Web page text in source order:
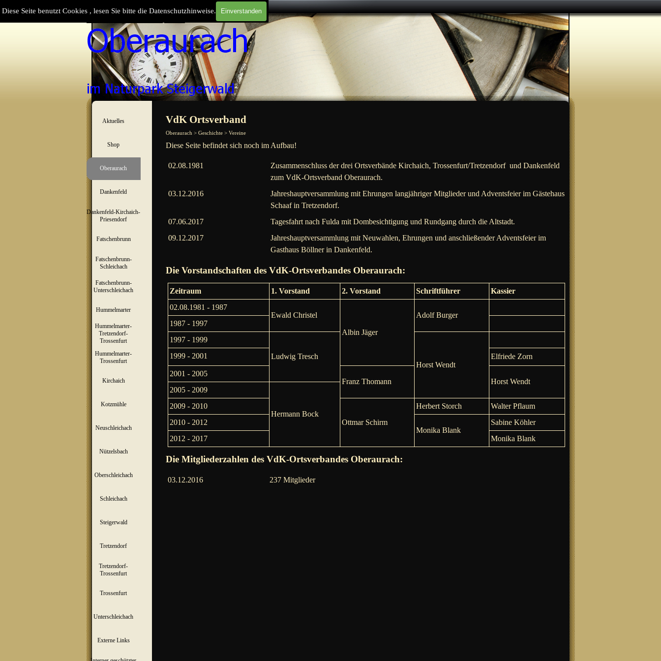
Diese Seite benutzt Cookies , lesen Sie bitte die Datenschutzhinweise. Einverstanden
Menü überspringen
Aktuelles ▼
Shop ▼
Oberaurach ▼
Dankenfeld ▼
Dankenfeld-Kirchaich-
Priesendorf
Fatschenbrunn ▼
Fatschenbrunn-
Schleichach
Fatschenbrunn-
Unterschleichach
Hummelmarter ▼
Hummelmarter-
Tretzendorf-
Trossenfurt
▼
Hummelmarter-
Trossenfurt
▼
Kirchaich ▼
Kotzmühle ▼
Neuschleichach
Nützelsbach
Oberschleichach
Schleichach
Steigerwald
Tretzendorf
Tretzendorf-
Trossenfurt
Trossenfurt
Unterschleichach
Externe Links
VdK Ortsverband
Oberaurach > Geschichte > Vereine
Diese Seite befindet sich noch im Aufbau!
02.08.1981
Zusammenschluss der drei Ortsverbände Kirchaich, Trossenfurt/Tretzendorf und Dankenfeld
zum VdK-Ortsverband Oberaurach.
03.12.2016
Jahreshauptversammlung mit Ehrungen langjähriger Mitglieder und Adventsfeier im Gästehaus
Schaaf in Tretzendorf.
07.06.2017
Tagesfahrt nach Fulda mit Dombesichtigung und Rundgang durch die Altstadt.
09.12.2017
Jahreshauptversammlung mit Neuwahlen, Ehrungen und anschließender Adventsfeier im
Gasthaus Böllner in Dankenfeld.
Die Vorstandschaften des VdK-Ortsverbandes Oberaurach:
Zeitraum 1. Vorstand 2. Vorstand Schriftführer
Kassier
02.08.1981 - 1987
Ewald Christel
Albin Jäger
Adolf Burger
1987 - 1997
1997 - 1999
Ludwig Tresch
Horst Wendt
1999 - 2001 Elfriede Zorn
2001 - 2005
Franz Thomann
Horst Wendt
2005 - 2009
Hermann Bock
2009 - 2010
Ottmar Schirm
Herbert Storch
Walter Pflaum
2010 - 2012
Monika Blank
Sabine Köhler
2012 - 2017
Monika Blank
Die Mitgliederzahlen des VdK-Ortsverbandes Oberaurach:
03.12.2016 237 Mitglieder